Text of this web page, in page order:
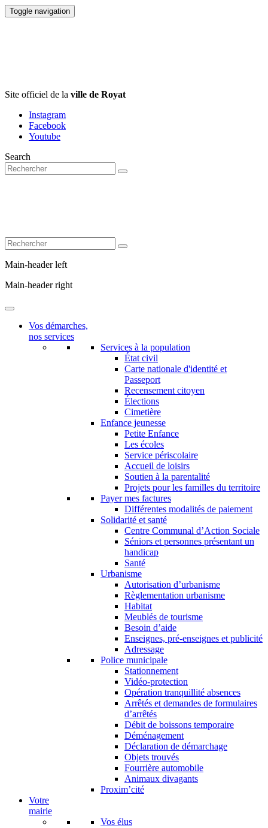
Toggle navigation
Site officiel de la ville de Royat
Instagram
Facebook
Youtube
Search
Main-header left
Main-header right
Vos démarches,
nos services
Services à la population
État civil
Carte nationale d'identité et
Passeport
Recensement citoyen
Élections
Cimetière
Enfance jeunesse
Petite Enfance
Les écoles
Service périscolaire
Accueil de loisirs
Soutien à la parentalité
Projets pour les familles du territoire
Payer mes factures
Différentes modalités de paiement
Solidarité et santé
Centre Communal d’Action Sociale
Séniors et personnes présentant un
handicap
Santé
Urbanisme
Autorisation d’urbanisme
Règlementation urbanisme
Habitat
Meublés de tourisme
Besoin d’aide
Enseignes, pré-enseignes et publicité
Adressage
Police municipale
Stationnement
Vidéo-protection
Opération tranquillité absences
Arrêtés et demandes de formulaires
d’arrêtés
Débit de boissons temporaire
Déménagement
Déclaration de démarchage
Objets trouvés
Fourrière automobile
Animaux divagants
Proxim’cité
Votre
mairie
Vos élus